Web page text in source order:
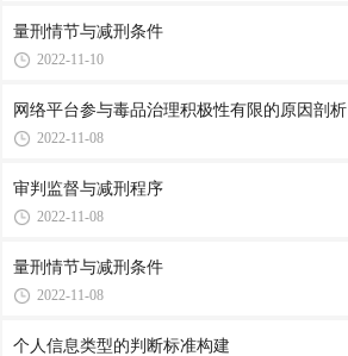
量刑情节与减刑条件
2022-11-10
网络平台参与毒品治理积极性有限的原因剖析
2022-11-08
审判监督与减刑程序
2022-11-08
量刑情节与减刑条件
2022-11-08
个人信息类型的判断标准构建